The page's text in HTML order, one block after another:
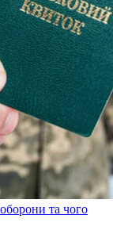
та чого